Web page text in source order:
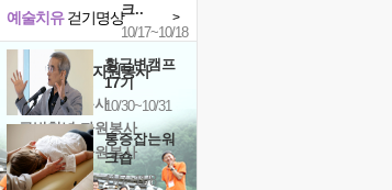
크..
10/17~10/18
황금변캠프
17기
10/30~10/31
통증잡는워
크숍
11/7~11/8
예술치유걷기명상 >
'옹달샘의 꽃' 자원봉사
· 청년 자원봉사
· 금빛청년 자원봉사
· 음식연구 자원봉사